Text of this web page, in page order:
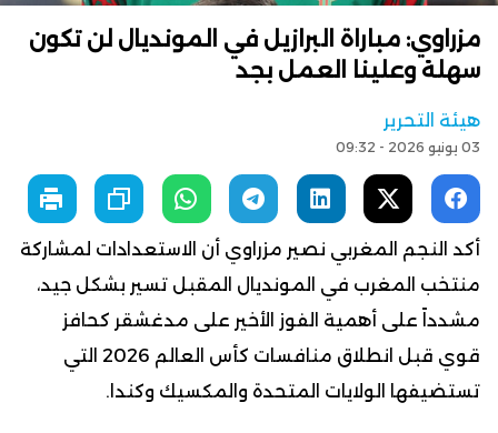
مزراوي: مباراة البرازيل في المونديال لن تكون
سهلة وعلينا العمل بجد
هيئة التحرير
03 يونيو 2026 - 09:32
أكد النجم المغربي نصير مزراوي أن الاستعدادات لمشاركة
منتخب المغرب في المونديال المقبل تسير بشكل جيد،
مشدداً على أهمية الفوز الأخير على مدغشقر كحافز
قوي قبل انطلاق منافسات كأس العالم 2026 التي
تستضيفها الولايات المتحدة والمكسيك وكندا.